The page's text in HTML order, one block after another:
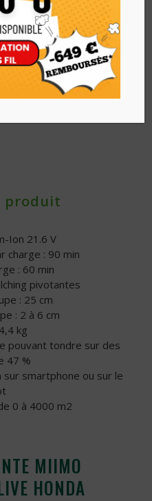
produit
Ion 21.6 V
charge : 90 min
: 60 min
pivotantes
: 25 cm
: 2 à 6 cm
kg
pouvant tondre sur des
47 %
smartphone ou sur le
0 à 4000 m2
MIIMO
HONDA